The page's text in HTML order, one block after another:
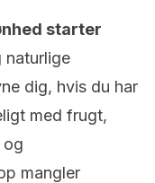
starter
naturlige
dig, hvis du har
med frugt,
og
mangler